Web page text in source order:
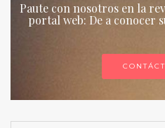
Paute con nosotros en la
portal web: De a conocer